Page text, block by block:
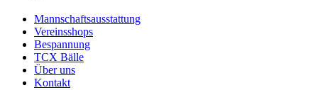
Mannschaftsausstattung
Vereinsshops
Bespannung
TCX Bälle
Über uns
Kontakt